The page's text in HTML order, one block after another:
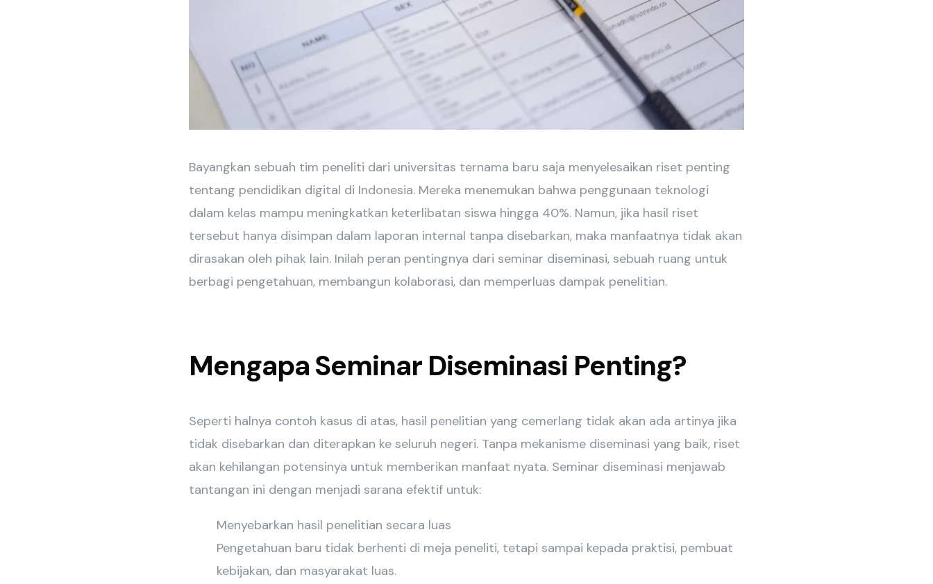
Bayangkan sebuah tim peneliti dari universitas ternama baru saja menyelesaikan riset penting
tentang pendidikan digital di Indonesia. Mereka menemukan bahwa penggunaan teknologi
dalam kelas mampu meningkatkan keterlibatan siswa hingga 40%. Namun, jika hasil riset
tersebut hanya disimpan dalam laporan internal tanpa disebarkan, maka manfaatnya tidak akan
dirasakan oleh pihak lain. Inilah peran pentingnya dari seminar diseminasi, sebuah ruang untuk
berbagi pengetahuan, membangun kolaborasi, dan memperluas dampak penelitian.
Mengapa Seminar Diseminasi Penting?
Seperti halnya contoh kasus di atas, hasil penelitian yang cemerlang tidak akan ada artinya jika
tidak disebarkan dan diterapkan ke seluruh negeri. Tanpa mekanisme diseminasi yang baik, riset
akan kehilangan potensinya untuk memberikan manfaat nyata. Seminar diseminasi menjawab
tantangan ini dengan menjadi sarana efektif untuk:
Menyebarkan hasil penelitian secara luas
Pengetahuan baru tidak berhenti di meja peneliti, tetapi sampai kepada praktisi, pembuat
kebijakan, dan masyarakat luas.